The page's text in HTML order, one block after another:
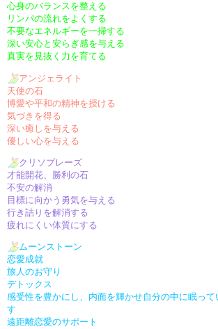
心身のバランスを整える
リンパの流れをよくする
不要なエネルギーを一掃する
深い安心と安らぎ感を与える
真実を見抜く力を育てる
アンジェライト
天使の石
博愛や平和の精神を授ける
気づきを得る
深い癒しを与える
優しい心を与える
クリソプレーズ
才能開花、勝利の石
不安の解消
目標に向かう勇気を与える
行き詰りを解消する
疲れにくい体質にする
ムーンストーン
恋愛成就
旅人のお守り
デトックス
感受性を豊かにし、内面を輝かせ自分の中に眠っ
す
遠距離恋愛のサポート